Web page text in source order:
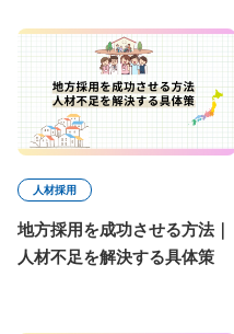
人材採用
地方採用を成功させる方法｜
人材不足を解決する具体策